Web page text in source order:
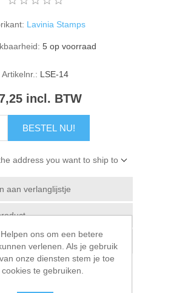
Lavinia Stamps
5 op voorraad
Artikelnr.: LSE-14
incl. BTW
BESTEL NU!
address you want to ship to
aan verlanglijstje
vriend
ons om een betere
verlenen. Als je gebruik
onze diensten stem je toe
te gebruiken.